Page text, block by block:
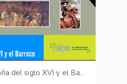
Kairos - La España del siglo XVI y el Barroco